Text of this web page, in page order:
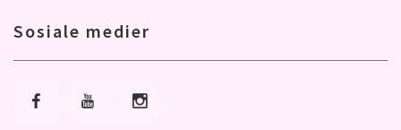
Sosiale medier
Gå til Facebook
Gå til YoutubeGå til Instagram